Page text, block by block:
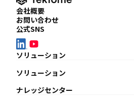
会社概要
お問い合わせ
公式SNS
ソリューション
ソリューション
ナレッジを蓄積・共有したい
KnowledgeBuilder
ナレッジセンター